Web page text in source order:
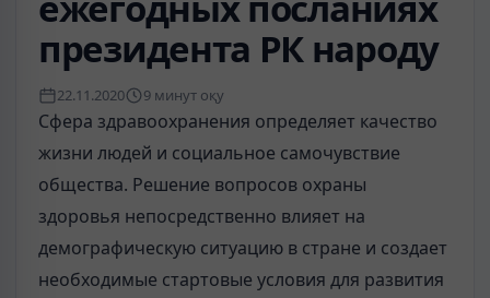
президента РК народу
22.11.2020 9 минут оқу
Сфера здравоохранения определяет качество
жизни людей и социальное самочувствие
общества. Решение вопросов охраны
здоровья непосредственно влияет на
демографическую ситуацию в стране и создает
необходимые стартовые условия для развития